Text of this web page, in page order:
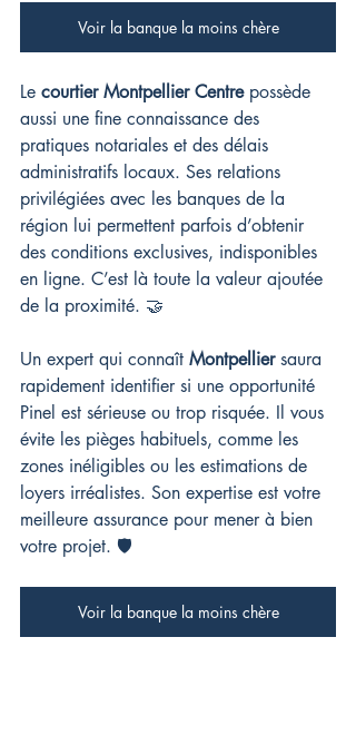
Voir la banque la moins chère
Le courtier Montpellier Centre possède
aussi une fine connaissance des
pratiques notariales et des délais
administratifs locaux. Ses relations
privilégiées avec les banques de la
région lui permettent parfois d’obtenir
des conditions exclusives, indisponibles
en ligne. C’est là toute la valeur ajoutée
de la proximité. 🤝
Un expert qui connaît Montpellier saura
rapidement identifier si une opportunité
Pinel est sérieuse ou trop risquée. Il vous
évite les pièges habituels, comme les
zones inéligibles ou les estimations de
loyers irréalistes. Son expertise est votre
meilleure assurance pour mener à bien
votre projet. 🛡️
Voir la banque la moins chère